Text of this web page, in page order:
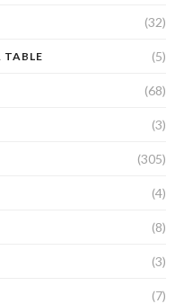
(32)
TABLE (5)
(68)
(3)
(305)
(4)
(8)
(3)
(7)